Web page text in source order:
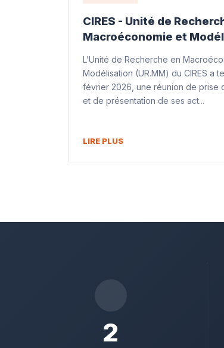
CIRES - Unité de
Macroéconomie et
L’Unité de Recherche en
Modélisation (UR.MM) du CIRES a
février 2026, une réunion de prise
et de présentation de ses act...
LIRE PLUS
2